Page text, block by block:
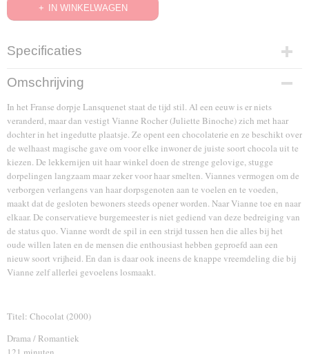
IN WINKELWAGEN
Specificaties
EAN code
8713045201456
Omschrijving
In het Franse dorpje Lansquenet staat de tijd stil. Al een eeuw is er niets
veranderd, maar dan vestigt Vianne Rocher (Juliette Binoche) zich met haar
dochter in het ingedutte plaatsje. Ze opent een chocolaterie en ze beschikt over
de welhaast magische gave om voor elke inwoner de juiste soort chocola uit te
kiezen. De lekkernijen uit haar winkel doen de strenge gelovige, stugge
dorpelingen langzaam maar zeker voor haar smelten. Viannes vermogen om de
verborgen verlangens van haar dorpsgenoten aan te voelen en te voeden,
maakt dat de gesloten bewoners steeds opener worden. Naar Vianne toe en naar
elkaar. De conservatieve burgemeester is niet gediend van deze bedreiging van
de status quo. Vianne wordt de spil in een strijd tussen hen die alles bij het
oude willen laten en de mensen die enthousiast hebben geproefd aan een
nieuw soort vrijheid. En dan is daar ook ineens de knappe vreemdeling die bij
Vianne zelf allerlei gevoelens losmaakt.
Titel: Chocolat (2000)
Drama / Romantiek